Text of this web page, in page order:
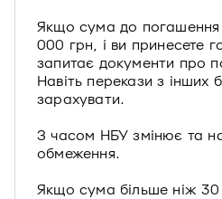
Якщо сума до погашення
000 грн, і ви принесете
запитає документи про
Навіть перекази з інших
зарахувати.
З часом НБУ змінює та
обмеження.
Якщо сума більше ніж